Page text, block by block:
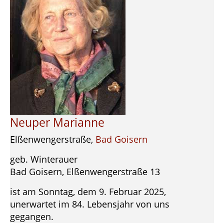
Neuper Marianne
Elßenwengerstraße, Bad Goisern
geb. Winterauer
Bad Goisern, Elßenwengerstraße 13
ist am Sonntag, dem 9. Februar 2025,
unerwartet im 84. Lebensjahr von uns
gegangen.